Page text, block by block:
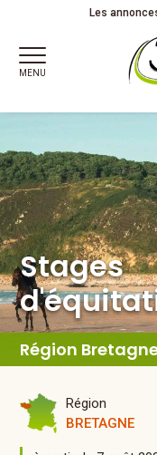
d'équitation
Les
MENU
Stages
Région
Région
BRETAGNE